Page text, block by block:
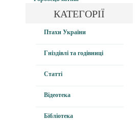
КАТЕГОРІЇ
Птахи України
Гніздівлі та годівниці
Статті
Відеотека
Бібліотека